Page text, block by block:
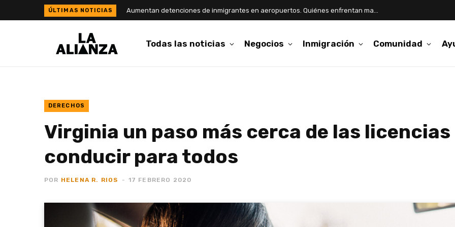
Todas las noticias Negocios Inmigración Comunidad
DERECHOS
Virginia un paso más cerca de las licencias
conducir para todos
POR HELENA R. RIOS 17 FEBRERO 2020